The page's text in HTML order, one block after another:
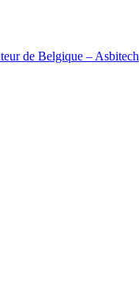
de Belgique – Asbitech